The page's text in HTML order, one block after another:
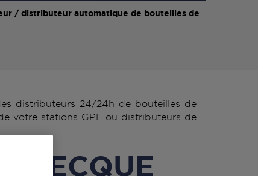
/ distributeur automatique de bouteilles de
distributeurs 24/24h de bouteilles de
votre stations GPL ou distributeurs de